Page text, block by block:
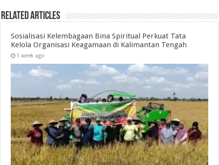
Related Articles
Sosialisasi Kelembagaan Bina Spiritual Perkuat Tata
Kelola Organisasi Keagamaan di Kalimantan Tengah
1 week ago